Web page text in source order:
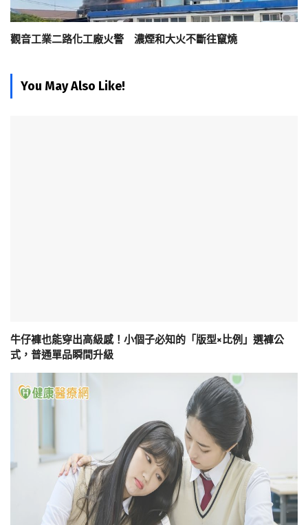
觀音工業二路化工廠火警 濃煙和大火不斷往竄燒
You May Also Like!
牛仔褲也能穿出高級感！小個子必知的「版型×比例」選褲公
式，普通單品瞬間升級